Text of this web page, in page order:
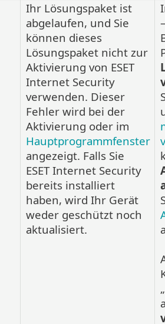
Ihr Lösungspaket ist
abgelaufen, und Sie
können dieses
Lösungspaket nicht zur
Aktivierung von ESET
Internet Security
verwenden. Dieser
Fehler wird bei der
Aktivierung oder im
Hauptprogrammfenster
angezeigt. Falls Sie
ESET Internet Security
bereits installiert
haben, wird Ihr Gerät
weder geschützt noch
aktualisiert.